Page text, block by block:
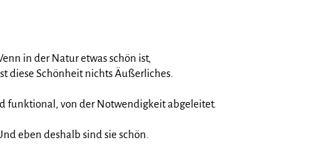
in der Natur etwas schön ist,
diese Schönheit nichts Äußerliches.
funktional, von der Notwendigkeit abgeleitet.
eben deshalb sind sie schön.